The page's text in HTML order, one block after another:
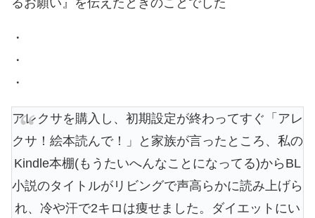
るお願い』を伝えたときのことでした
・
・
・
アレクサを購入し、初期設定が終わってすぐ「アレ
クサ！絵本読んで！」と家族が言ったところ、私の
Kindle本棚(もうたいへんなことになってる)からBL
小説のタイトルがリビングで声高らかに読み上げら
れ、冷や汗で2キロは痩せました。ダイエットにい